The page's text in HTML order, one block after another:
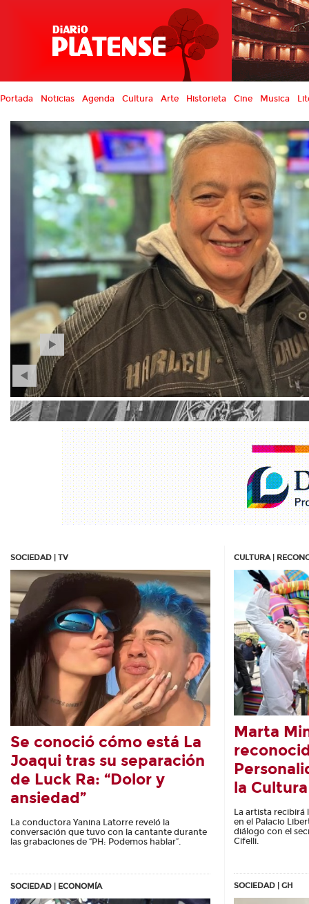
Portada Noticias Agenda Cultura Arte Historieta Cine Musica
SOCIEDAD | TV
Se conoció cómo está La
Joaqui tras su separación
de Luck Ra: “Dolor y
ansiedad”
La conductora Yanina Latorre reveló la
conversación que tuvo con la cantante durante
las grabaciones de “PH: Podemos hablar”.
SOCIEDAD | ECONOMÍA
CULTURA |
Marta
la
La artista recibirá
en el Palacio
diálogo con el
Cifelli.
SOCIEDAD | GH